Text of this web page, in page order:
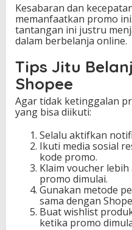
Kesabaran dan
memanfaatkan promo
tantangan ini justru
dalam berbelanja online.
Tips Jitu
Shopee
Agar tidak ketinggalan
yang bisa diikuti:
Selalu aktifkan
Ikuti media sosial
kode promo.
Klaim voucher
promo dimulai.
Gunakan metode
sama dengan
Buat wishlist
ketika promo